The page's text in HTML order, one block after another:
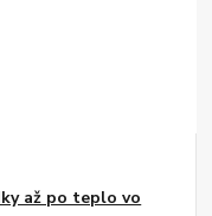
až po teplo vo